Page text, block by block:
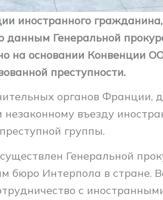
иностранного
Генеральной
на основании Конвенции
преступности.
органов Франции,
незаконному въезду
группы.
Генеральной
бюро Интерпола в стране.
с